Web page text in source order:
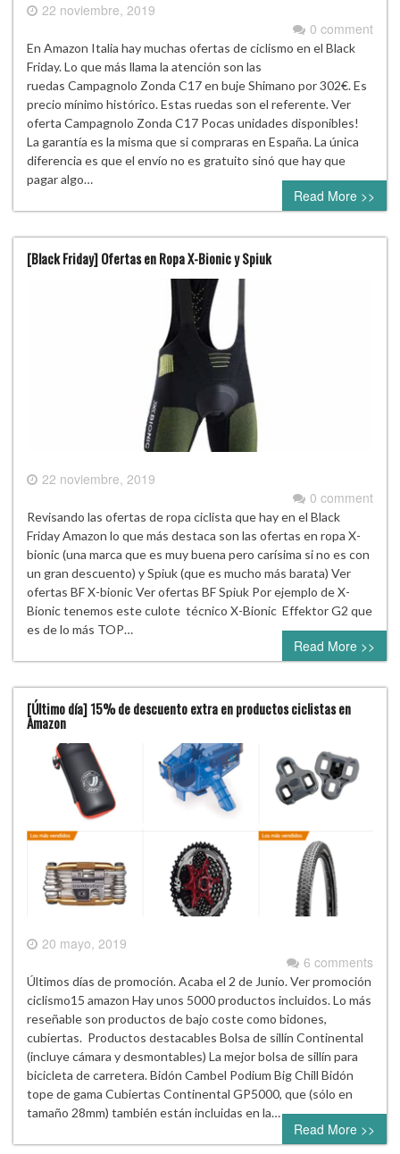
22 noviembre, 2019
0 comment
En Amazon Italia hay muchas ofertas de ciclismo en el Black
Friday. Lo que más llama la atención son las
ruedas Campagnolo Zonda C17 en buje Shimano por 302€. Es
precio mínimo histórico. Estas ruedas son el referente. Ver
oferta Campagnolo Zonda C17 Pocas unidades disponibles!
La garantía es la misma que si compraras en España. La única
diferencia es que el envío no es gratuito sinó que hay que
pagar algo…
Read More >>
[Black Friday] Ofertas en Ropa X-Bionic y Spiuk
22 noviembre, 2019
0 comment
Revisando las ofertas de ropa ciclista que hay en el Black
Friday Amazon lo que más destaca son las ofertas en ropa X-
bionic (una marca que es muy buena pero carísima si no es con
un gran descuento) y Spiuk (que es mucho más barata) Ver
ofertas BF X-bionic Ver ofertas BF Spiuk Por ejemplo de X-
Bionic tenemos este culote técnico X-Bionic Effektor G2 que
es de lo más TOP…
Read More >>
[Último día] 15% de descuento extra en productos ciclistas en
Amazon
20 mayo, 2019
6 comments
Últimos días de promoción. Acaba el 2 de Junio. Ver promoción
ciclismo15 amazon Hay unos 5000 productos incluidos. Lo más
reseñable son productos de bajo coste como bidones,
cubiertas. Productos destacables Bolsa de sillín Continental
(incluye cámara y desmontables) La mejor bolsa de sillín para
bicicleta de carretera. Bidón Cambel Podium Big Chill Bidón
tope de gama Cubiertas Continental GP5000, que (sólo en
tamaño 28mm) también están incluidas en la…
Read More >>